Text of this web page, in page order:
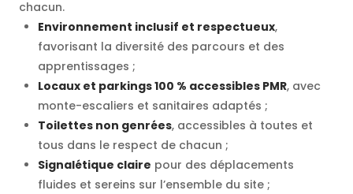
chacun.
Environnement inclusif et respectueux,
favorisant la diversité des parcours et des
apprentissages ;
Locaux et parkings 100 % accessibles PMR, avec
monte-escaliers et sanitaires adaptés ;
Toilettes non genrées, accessibles à toutes et
tous dans le respect de chacun ;
Signalétique claire pour des déplacements
fluides et sereins sur l’ensemble du site ;